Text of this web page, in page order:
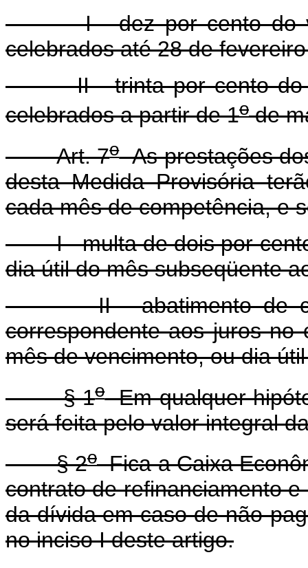
I - dez por cento do
celebrados até 28 de
II - trinta por cento do
celebrados a partir de 1ode
Art. 7oAs prestações
desta Medida Provisória
cada mês de competência, e
I - multa de dois por cento
dia útil do mês subseqüente
II - abatimento de
correspondente aos juros
mês de vencimento, ou dia
§ 1oEm qualquer
será feita pelo valor integral
§ 2oFica a Caixa
contrato de refinanciamento
da dívida em caso de não-
no inciso I deste artigo.